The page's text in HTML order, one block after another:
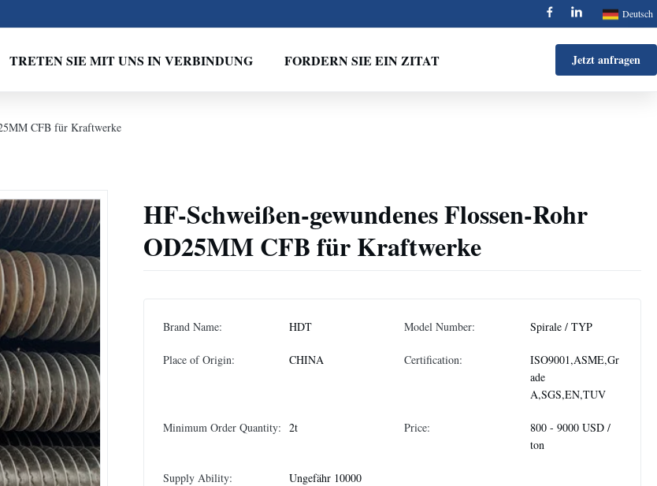
Deutsch
TRETEN SIE MIT UNS IN VERBINDUNG FORDERN SIE EIN ZITAT Jetzt anfragen
CFB für Kraftwerke
HF-Schweißen-gewundenes Flossen-Rohr
OD25MM CFB für Kraftwerke
Brand Name: HDT Model Number: Spirale / TYP
Place of Origin: CHINA Certification:
ISO9001,ASME,Gr
ade
A,SGS,EN,TUV
Minimum Order Quantity: 2t Price:
800 - 9000 USD /
ton
Supply Ability:
Ungefähr 10000